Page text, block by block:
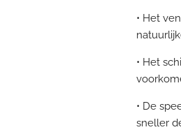
• Het
• Het
• De
sneller